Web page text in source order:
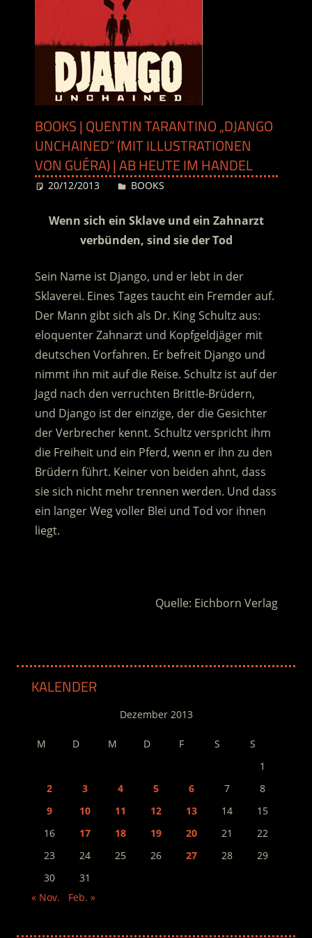
BOOKS | QUENTIN TARANTINO „DJANGO
UNCHAINED“ (MIT ILLUSTRATIONEN
VON GUÉRA) | AB HEUTE IM HANDEL
20/12/2013 Desiree
BOOKS
Wenn sich ein Sklave und ein Zahnarzt
verbünden, sind sie der Tod
Sein Name ist Django, und er lebt in der
Sklaverei. Eines Tages taucht ein Fremder auf.
Der Mann gibt sich als Dr. King Schultz aus:
eloquenter Zahnarzt und Kopfgeldjäger mit
deutschen Vorfahren. Er befreit Django und
nimmt ihn mit auf die Reise. Schultz ist auf der
Jagd nach den verruchten Brittle-Brüdern,
und Django ist der einzige, der die Gesichter
der Verbrecher kennt. Schultz verspricht ihm
die Freiheit und ein Pferd, wenn er ihn zu den
Brüdern führt. Keiner von beiden ahnt, dass
sie sich nicht mehr trennen werden. Und dass
ein langer Weg voller Blei und Tod vor ihnen
liegt.
Quelle: Eichborn Verlag
KALENDER
Dezember 2013
M D M D F S
S
1
2
3 4 5 6 7
8
9
10 11 12 13 14
15
16
17 18 19 20 21
22
23
24 25 26 27 28
29
30
31
« Nov.
Feb. »